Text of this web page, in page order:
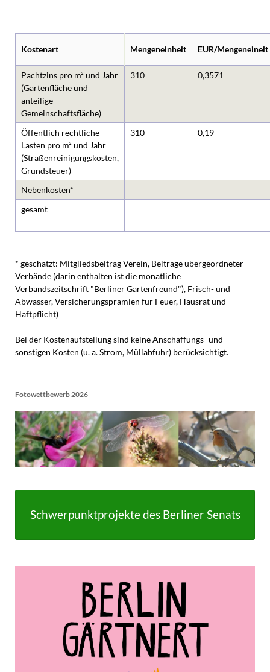
Kostenart Mengeneinheit EUR/Mengeneineit
Pachtzins pro m² und Jahr
(Gartenfläche und
anteilige
Gemeinschaftsfläche)
310 0,3571
Öffentlich rechtliche
Lasten pro m² und Jahr
(Straßenreinigungskosten,
Grundsteuer)
310 0,19
Nebenkosten*
gesamt
* geschätzt: Mitgliedsbeitrag Verein, Beiträge übergeordneter
Verbände (darin enthalten ist die monatliche
Verbandszeitschrift "Berliner Gartenfreund"), Frisch- und
Abwasser, Versicherungsprämien für Feuer, Hausrat und
Haftpflicht)
Bei der Kostenaufstellung sind keine Anschaffungs- und
sonstigen Kosten (u. a. Strom, Müllabfuhr) berücksichtigt.
Fotowettbewerb 2026
Schwerpunktprojekte des Berliner Senats